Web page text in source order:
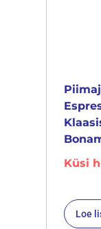
Küsi
Loe